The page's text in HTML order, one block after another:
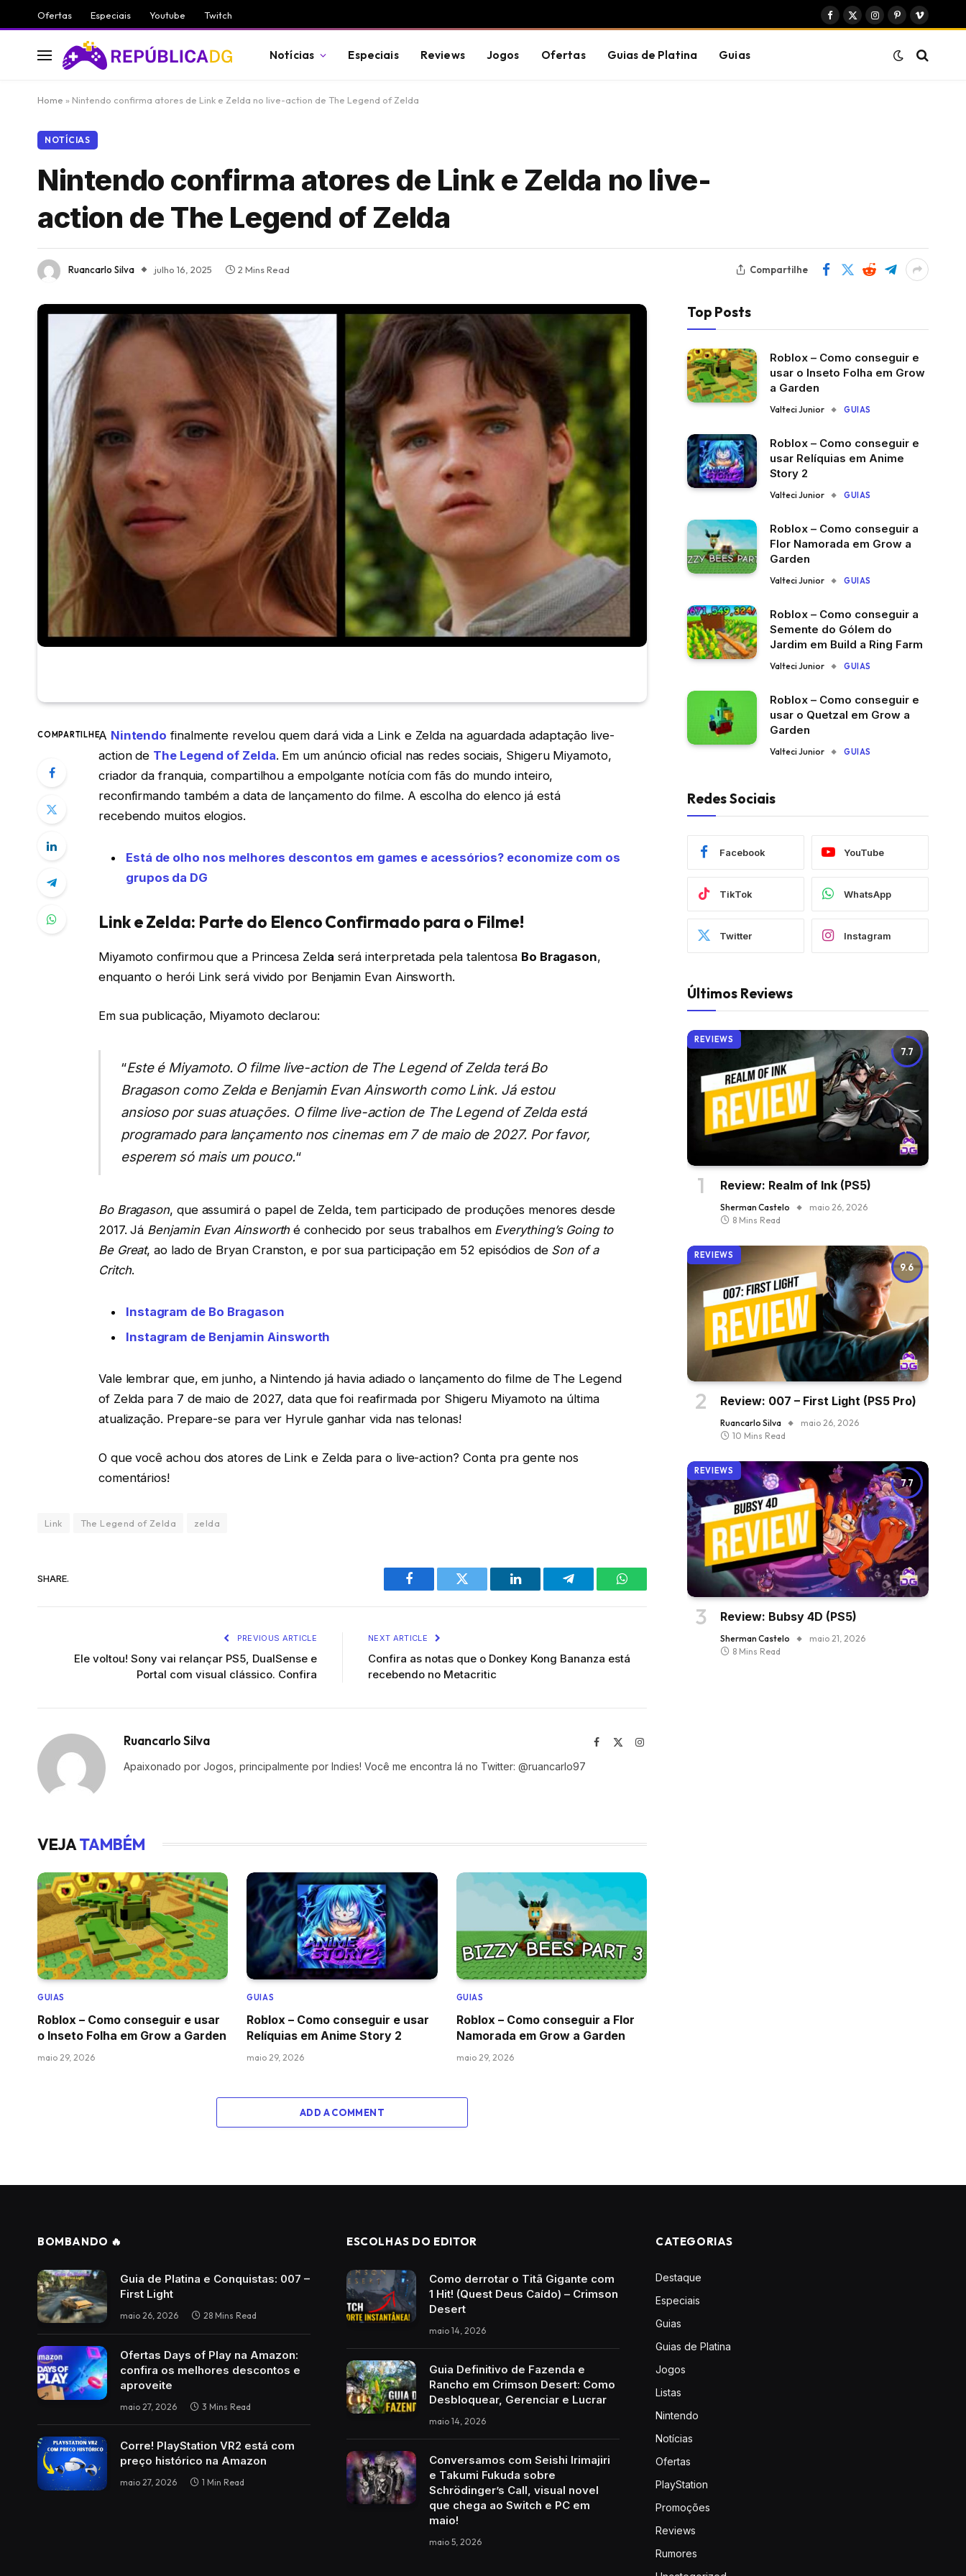
Ofertas Especiais Youtube Twitch
Facebook
X
Instagram
PinterestVimeo
Notícias Especiais Reviews Jogos Ofertas Guias de Platina Guias
Home » Nintendo confirma atores de Link e Zelda no live-action de The Legend of Zelda
NOTÍCIAS
Nintendo confirma atores de Link e Zelda no live-
action de The Legend of Zelda
Ruancarlo Silva julho 16, 2025 2 Mins Read Compartilhe
COMPARTILHEA Nintendo finalmente revelou quem dará vida a Link e Zelda na aguardada adaptação live-
action de The Legend of Zelda. Em um anúncio oficial nas redes sociais, Shigeru Miyamoto,
criador da franquia, compartilhou a empolgante notícia com fãs do mundo inteiro,
reconfirmando também a data de lançamento do filme. A escolha do elenco já está
recebendo muitos elogios.
Está de olho nos melhores descontos em games e acessórios? economize com os
grupos da DG
Link e Zelda: Parte do Elenco Confirmado para o Filme!
Miyamoto confirmou que a Princesa Zelda será interpretada pela talentosa Bo Bragason,
enquanto o herói Link será vivido por Benjamin Evan Ainsworth.
Em sua publicação, Miyamoto declarou:
“Este é Miyamoto. O filme live-action de The Legend of Zelda terá Bo
Bragason como Zelda e Benjamin Evan Ainsworth como Link. Já estou
ansioso por suas atuações. O filme live-action de The Legend of Zelda está
programado para lançamento nos cinemas em 7 de maio de 2027. Por favor,
esperem só mais um pouco.“
Bo Bragason, que assumirá o papel de Zelda, tem participado de produções menores desde
2017. Já Benjamin Evan Ainsworth é conhecido por seus trabalhos em Everything’s Going to
Be Great, ao lado de Bryan Cranston, e por sua participação em 52 episódios de Son of a
Critch.
Instagram de Bo Bragason
Instagram de Benjamin Ainsworth
Vale lembrar que, em junho, a Nintendo já havia adiado o lançamento do filme de The Legend
of Zelda para 7 de maio de 2027, data que foi reafirmada por Shigeru Miyamoto na última
atualização. Prepare-se para ver Hyrule ganhar vida nas telonas!
O que você achou dos atores de Link e Zelda para o live-action? Conta pra gente nos
comentários!
Link The Legend of Zelda zelda
SHARE.
Facebook Twitter LinkedIn Telegram WhatsApp
PREVIOUS ARTICLE
Ele voltou! Sony vai relançar PS5, DualSense e
Portal com visual clássico. Confira
NEXT ARTICLE
Confira as notas que o Donkey Kong Bananza está
recebendo no Metacritic
Ruancarlo Silva Facebook Instagram
Apaixonado por Jogos, principalmente por Indies! Você me encontra lá no Twitter: @ruancarlo97
VEJATAMBÉM
GUIAS
Roblox – Como conseguir e usar
o Inseto Folha em Grow a Garden
maio 29, 2026
GUIAS
Roblox – Como conseguir e usar
Relíquias em Anime Story 2
maio 29, 2026
GUIAS
Roblox – Como conseguir a Flor
Namorada em Grow a Garden
maio 29, 2026
ADD A COMMENT
Top Posts
Roblox – Como conseguir e
usar o Inseto Folha em Grow
a Garden
Valteci Junior GUIAS
Roblox – Como conseguir e
usar Relíquias em Anime
Story 2
Valteci Junior GUIAS
Roblox – Como conseguir a
Flor Namorada em Grow a
Garden
Valteci Junior GUIAS
Roblox – Como conseguir a
Semente do Gólem do
Jardim em Build a Ring Farm
Valteci Junior GUIAS
Roblox – Como conseguir e
usar o Quetzal em Grow a
Garden
Valteci Junior GUIAS
Redes Sociais
Facebook YouTube
TikTok WhatsApp
Twitter Instagram
Últimos Reviews
7.7
REVIEWS
Review: Realm of Ink (PS5)
Sherman Castelo
maio 26, 2026
8 Mins Read
9.6
REVIEWS
Review: 007 – First Light (PS5 Pro)
Ruancarlo Silva
maio 26, 2026
10 Mins Read
7.7
REVIEWS
Review: Bubsy 4D (PS5)
Sherman Castelo
maio 21, 2026
8 Mins Read
BOMBANDO 🔥
Guia de Platina e Conquistas: 007 –
First Light
maio 26, 2026 28 Mins Read
Ofertas Days of Play na Amazon:
confira os melhores descontos e
aproveite
maio 27, 2026 3 Mins Read
Corre! PlayStation VR2 está com
preço histórico na Amazon
maio 27, 2026 1 Min Read
ESCOLHAS DO EDITOR
Como derrotar o Titã Gigante com
1 Hit! (Quest Deus Caído) – Crimson
Desert
maio 14, 2026
Guia Definitivo de Fazenda e
Rancho em Crimson Desert: Como
Desbloquear, Gerenciar e Lucrar
maio 14, 2026
Conversamos com Seishi Irimajiri
e Takumi Fukuda sobre
Schrödinger’s Call, visual novel
que chega ao Switch e PC em
maio!
maio 5, 2026
CATEGORIAS
Destaque
Especiais
Guias
Guias de Platina
Jogos
Listas
Nintendo
Notícias
Ofertas
PlayStation
Promoções
Reviews
Rumores